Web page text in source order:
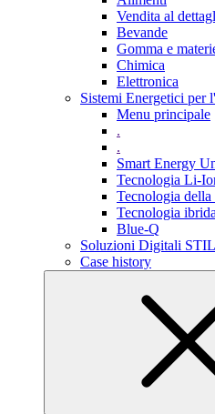
Vendita al
Bevande
Gomma e
Chimica
Elettronica
Sistemi Energetici per
Menu principale
.
.
Smart Energy
Tecnologia Li-
Tecnologia
Tecnologia ibrida
Blue-Q
Soluzioni Digitali
Case history